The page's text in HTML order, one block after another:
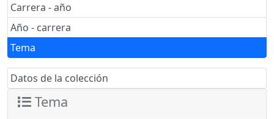
Carrera - año
Año - carrera
Tema
Datos de la colección
Tema